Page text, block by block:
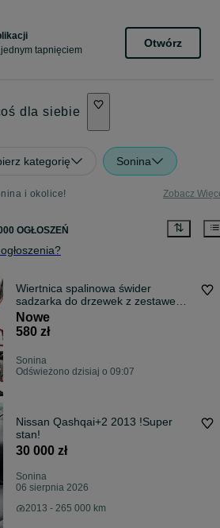
tapnięciem
Otwórz
dla siebie
kategorię Sonina
i okolice! Zobacz
OGŁOSZEŃ
Wiertnica spalinowa świder
sadzarka do drzewek z zestawem
wierteł, wiertła 10 cm 20cm 30 cm
NOLLD idealny do nasadzeń i prac
ogrodzeniowych
Nowe
580 zł
Sonina
Odświeżono dzisiaj o 09:07
Nissan Qashqai+2 2013 !Super
stan!
30 000 zł
Sonina
06 sierpnia 2026
2013 - 265 000 km